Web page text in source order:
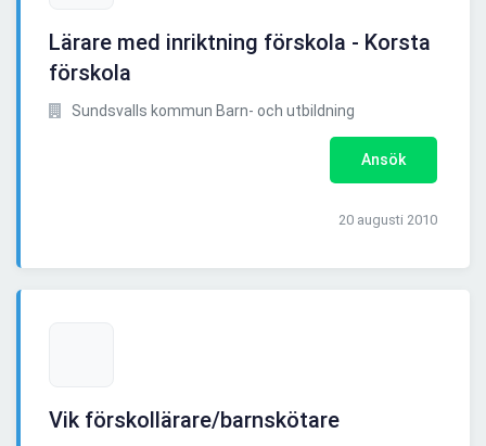
Lärare med inriktning förskola - Korsta
förskola
Sundsvalls kommun Barn- och utbildning
Ansök
20 augusti 2010
Vik förskollärare/barnskötare